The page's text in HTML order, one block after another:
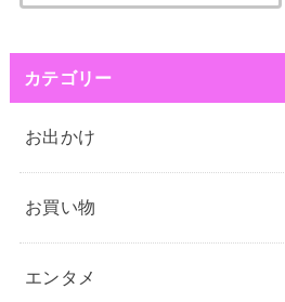
カテゴリー
お出かけ
お買い物
エンタメ